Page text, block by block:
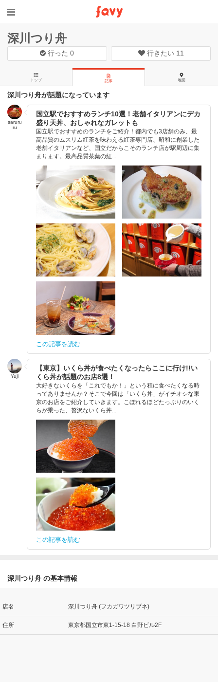
深川つり舟
行った0 行きたい 11
トップ 記事 地図
深川つり舟が話題になっています
saruru
ru
国立駅でおすすめランチ10選！老舗イタリアンにデカ
盛り天丼、おしゃれなガレットも
国立駅でおすすめのランチをご紹介！都内でも3店舗のみ、最
高品質のムスリム紅茶を味わえる紅茶専門店、昭和に創業した
老舗イタリアンなど、国立だからこそのランチ店が駅周辺に集
まります。最高品質茶葉の紅...
この記事を読む
Yuji
【東京】いくら丼が食べたくなったらここに行け!!い
くら丼が話題のお店8選！
大好きないくらを「これでもか！」という程に食べたくなる時
ってありませんか？そこで今回は「いくら丼」がイチオシな東
京のお店をご紹介していきます。こぼれるほどたっぷりのいく
らが乗った、贅沢ないくら丼...
この記事を読む
深川つり舟 の基本情報
店名 深川つり舟 (フカガワツリブネ)
住所 東京都国立市東1-15-18 白野ビル2F